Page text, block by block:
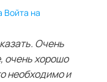
Войта на
Очень
очень хорошо
необходимо и